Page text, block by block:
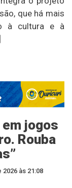
que há mais
à cultura e à
jogos
Rouba
às 21:08